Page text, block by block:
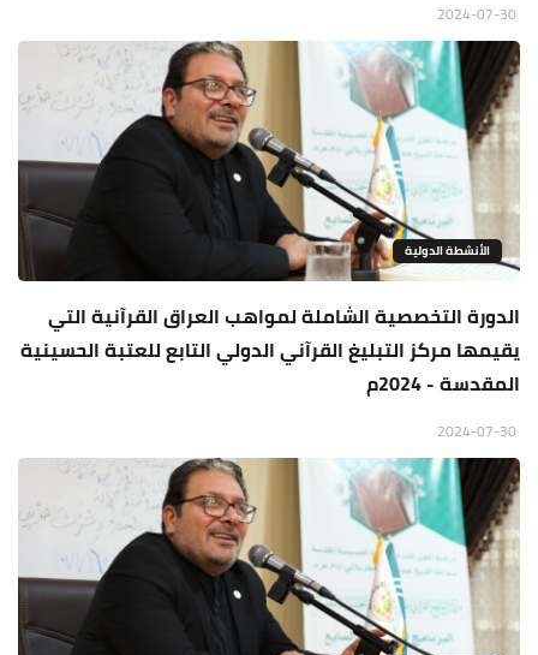
الأنشطة الدولية
الدورة التخصصية الشاملة لمواهب العراق القرآنية التي
يقيمها مركز التبليغ القرآني الدولي التابع للعتبة الحسينية
المقدسة - 2024م